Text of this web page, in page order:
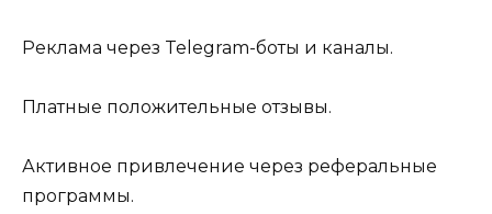
Реклама через Telegram-боты и каналы.
Платные положительные отзывы.
Активное привлечение через реферальные
программы.